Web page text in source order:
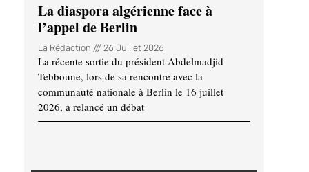
La diaspora algérienne face à
l’appel de Berlin
La Rédaction 26 Juillet 2026
La récente sortie du président Abdelmadjid
Tebboune, lors de sa rencontre avec la
communauté nationale à Berlin le 16 juillet
2026, a relancé un débat